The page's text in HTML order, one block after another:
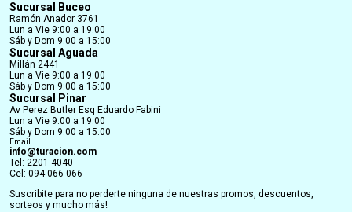
Sucursal Buceo
Ramón Anador 3761
Lun a Vie 9:00 a 19:00
Sáb y Dom 9:00 a 15:00
Sucursal Aguada
Millán 2441
Lun a Vie 9:00 a 19:00
Sáb y Dom 9:00 a 15:00
Sucursal Pinar
Av Perez Butler Esq Eduardo Fabini
Lun a Vie 9:00 a 19:00
Sáb y Dom 9:00 a 15:00
Email
info@turacion.com
Tel: 2201 4040
Cel: 094 066 066
Suscribite para no perderte ninguna de nuestras promos, descuentos,
sorteos y mucho más!